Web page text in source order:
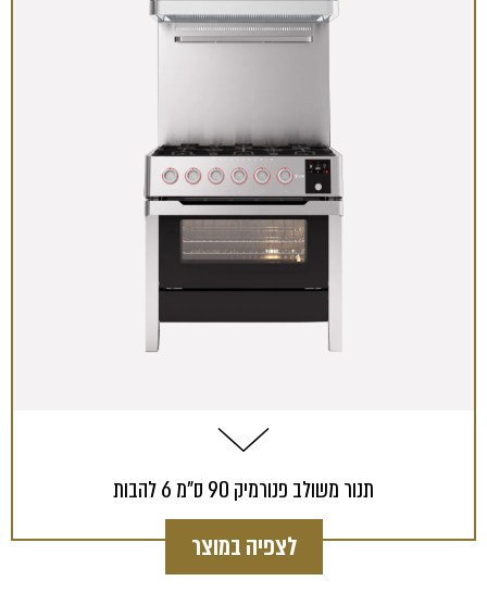
תנור משולב פנורמיק 90 ס"מ 6 להבות
לצפיה במוצר
Template is not defined.